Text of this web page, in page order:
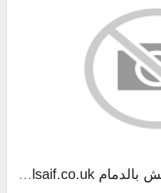
أفضل شركات نقل العفش بالدمام alsaif.co.uk دليلك لنقل الاثاث في الدمام